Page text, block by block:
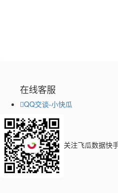
在线客服
QQ交谈-小快瓜
关注飞瓜数据快